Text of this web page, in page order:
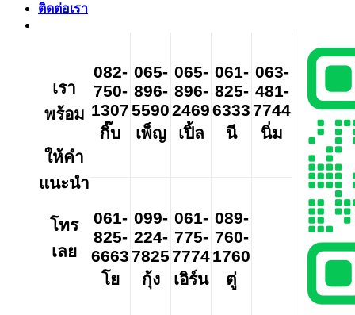
ติดต่อเรา
เรา
พร้อม
ให้คำ
แนะนำ
โทร
เลย
082-
750-
1307
กิ๊บ
065-
896-
5590
เพ็ญ
065-
896-
2469
เปิ้ล
061-
825-
6333
นี
063-
481-
7744
นิ่ม
061-
825-
6663
โย
099-
224-
7825
กุ้ง
061-
775-
7774
เอิร์น
089-
760-
1760
ตู่